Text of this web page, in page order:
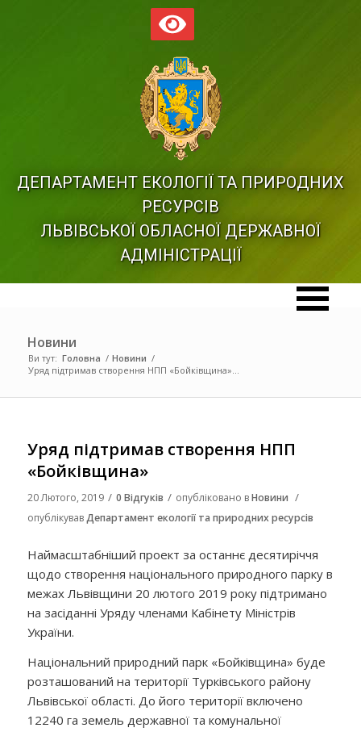
ДЕПАРТАМЕНТ ЕКОЛОГІЇ ТА ПРИРОДНИХ
РЕСУРСІВ
ЛЬВІВСЬКОЇ ОБЛАСНОЇ ДЕРЖАВНОЇ
АДМІНІСТРАЦІЇ
Новини
Ви тут: Головна / Новини /
Уряд підтримав створення НПП «Бойківщина»...
Уряд підтримав створення НПП
«Бойківщина»
20 Лютого, 2019 / 0 Відгуків / опубліковано вНовини /
опублікувавДепартамент екології та природних ресурсів
Наймасштабніший проект за останнє десятиріччя
щодо створення національного природного парку в
межах Львівщини 20 лютого 2019 року підтримано
на засіданні Уряду членами Кабінету Міністрів
України.
Національний природний парк «Бойківщина» буде
розташований на території Турківського району
Львівської області. До його території включено
12240 га земель державної та комунальної